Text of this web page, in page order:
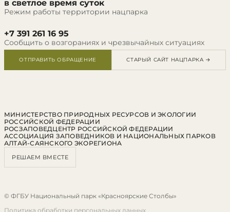
в светлое время суток
Режим работы территории нацпарка
+7 391 261 16 95
Сообщить о возгораниях и чрезвычайных ситуациях
ОТПРАВИТЬ ОБРАЩЕНИЕ СТАРЫЙ САЙТ НАЦПАРКА →
МИНИСТЕРСТВО ПРИРОДНЫХ РЕСУРСОВ И ЭКОЛОГИИ
РОССИЙСКОЙ ФЕДЕРАЦИИ
РОСЗАПОВЕДЦЕНТР РОССИЙСКОЙ ФЕДЕРАЦИИ
АССОЦИАЦИЯ ЗАПОВЕДНИКОВ И НАЦИОНАЛЬНЫХ ПАРКОВ
АЛТАЙ-САЯНСКОГО ЭКОРЕГИОНА
РЕШАЕМ ВМЕСТЕ
© ФГБУ Национальный парк «Красноярские Столбы»
Политика обработки персональных данных